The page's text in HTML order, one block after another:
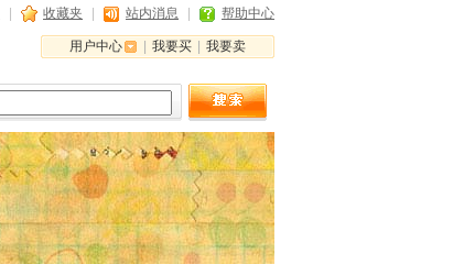
收藏夹 站内消息 帮助中心
用户中心 我要买 我要卖